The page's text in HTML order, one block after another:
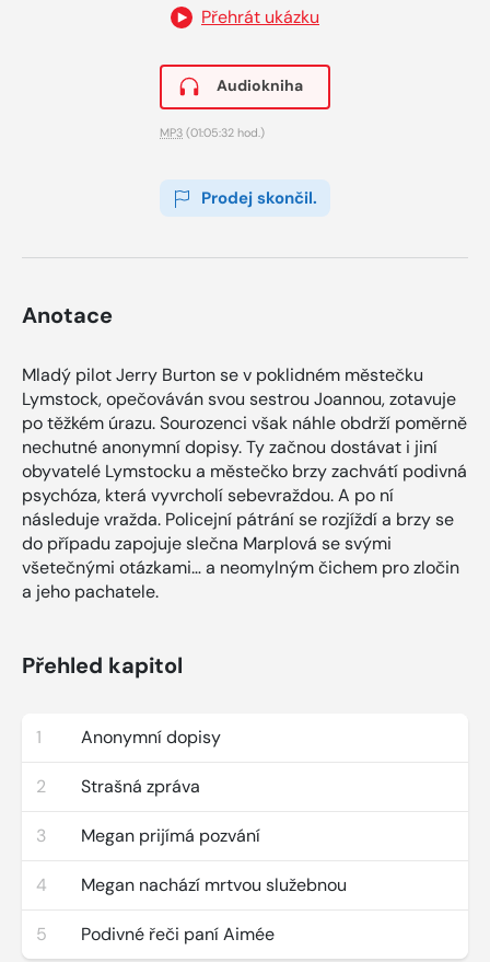
Přehrát ukázku
Audiokniha
MP3 (01:05:32 hod.)
Prodej skončil.
Anotace
Mladý pilot Jerry Burton se v poklidném městečku
Lymstock, opečováván svou sestrou Joannou, zotavuje
po těžkém úrazu. Sourozenci však náhle obdrží poměrně
nechutné anonymní dopisy. Ty začnou dostávat i jiní
obyvatelé Lymstocku a městečko brzy zachvátí podivná
psychóza, která vyvrcholí sebevraždou. A po ní
následuje vražda. Policejní pátrání se rozjíždí a brzy se
do případu zapojuje slečna Marplová se svými
všetečnými otázkami… a neomylným čichem pro zločin
a jeho pachatele.
Přehled kapitol
1 Anonymní dopisy
2 Strašná zpráva
3 Megan prijímá pozvání
4 Megan nachází mrtvou služebnou
5 Podivné řeči paní Aimée